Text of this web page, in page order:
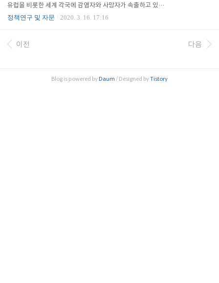
유럽을 비롯한 세계 각국에 감염자와 사망자가 속출하고 있으
며, 부정확한 정보와 가짜뉴스로 인한 국민들의 혼란도 불안감
과학적 사실에 근거한 정보를 전달하기 위해 나섰다. 한국과학
기술한림원(원장 한민구)과 한국과학기술단체총연합회(회장
증-19(이하 코로나19)의 중간점검-과학기술적 관점에서’를
정책연구 및 자문 2020. 3. 16. 17:16
이전 다음
Blog is powered byDaum / Designed byTistory